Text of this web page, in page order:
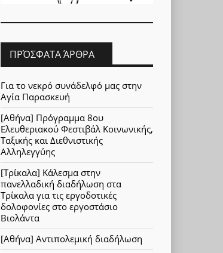
ΠΡΌΣΦΑΤΑ ΆΡΘΡΑ
Για το νεκρό συνάδελφό μας στην
Αγία Παρασκευή
[Αθήνα] Πρόγραμμα 8ου
Ελευθεριακού Φεστιβάλ Κοινωνικής,
Ταξικής και Διεθνιστικής
Αλληλεγγύης
[Τρίκαλα] Κάλεσμα στην
πανελλαδική διαδήλωση στα
Τρίκαλα για τις εργοδοτικές
δολοφονίες στο εργοστάσιο
Βιολάντα
[Αθήνα] Αντιπολεμική διαδήλωση